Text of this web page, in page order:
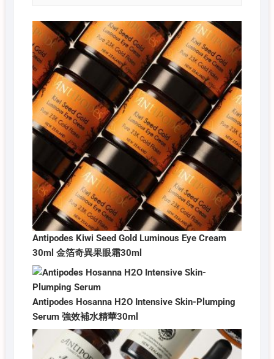
Antipodes Kiwi Seed Gold Luminous Eye Cream
30ml 金箔奇異果眼霜30ml
Antipodes Hosanna H2O Intensive Skin-Plumping
Serum 強效補水精華30ml